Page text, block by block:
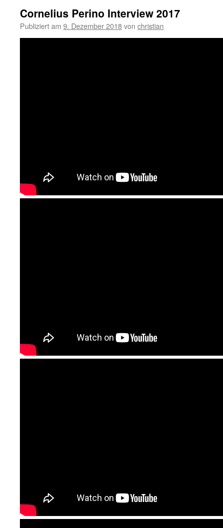
Cornelius Perino Interview 2017
Publiziert am 9. Dezember 2018von christian